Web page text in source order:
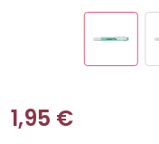
1,95 €